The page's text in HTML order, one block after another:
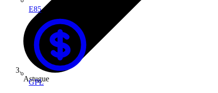
E85
GPL
Astugue